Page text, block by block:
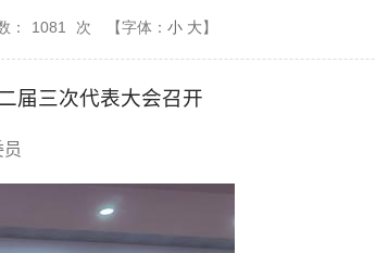
： 1081 次 【字体： 小 大】
届三次代表大会召开